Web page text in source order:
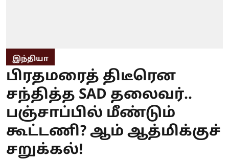
இந்தியா
பிரதமரைத் திடீரென
சந்தித்த SAD தலைவர்..
பஞ்சாப்பில் மீண்டும்
கூட்டணி? ஆம் ஆத்மிக்குச்
சறுக்கல்!